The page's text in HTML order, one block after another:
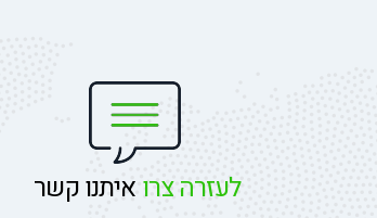
לעזרה צרו איתנו קשר